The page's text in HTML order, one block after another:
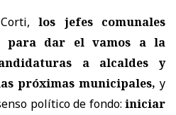
los jefes comunales
para dar el vamos a la
a alcaldes y
próximas municipales, y
político de fondo: iniciar